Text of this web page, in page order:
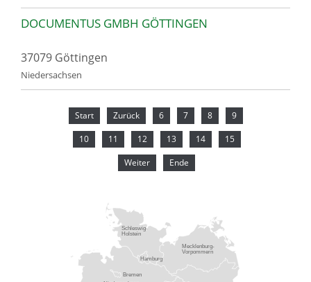
DOCUMENTUS GMBH GÖTTINGEN
37079 Göttingen
Niedersachsen
Start Zurück 6 7 8 9
10 11 12 13 14 15
Weiter Ende
Mecklenburg-
Vorpommern
Schleswig-
Holstein
Bremen
Hamburg